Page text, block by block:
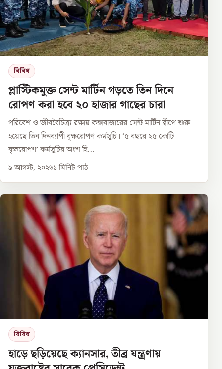
বিবিধ
প্লাস্টিকমুক্ত সেন্ট মার্টিন গড়তে তিন দিনে
রোপণ করা হবে ২০ হাজার গাছের চারা
পরিবেশ ও জীববৈচিত্র্য রক্ষায় কক্সবাজারের সেন্ট মার্টিন দ্বীপে শুরু
হয়েছে তিন দিনব্যাপী বৃক্ষরোপণ কর্মসূচি। ‘৫ বছরে ২৫ কোটি
বৃক্ষরোপণ’ কর্মসূচির অংশ হি...
৯ আগস্ট, ২০২৬১ মিনিট পাঠ
বিবিধ
হাড়ে ছড়িয়েছে ক্যানসার, তীব্র যন্ত্রণায়